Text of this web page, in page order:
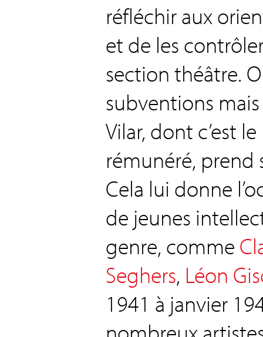
réfléchir aux
et de les
section théâtre.
subventions
Vilar, dont c’est
rémunéré,
Cela lui donne
de jeunes
genre, comme
Seghers, Léon
1941 à janvier